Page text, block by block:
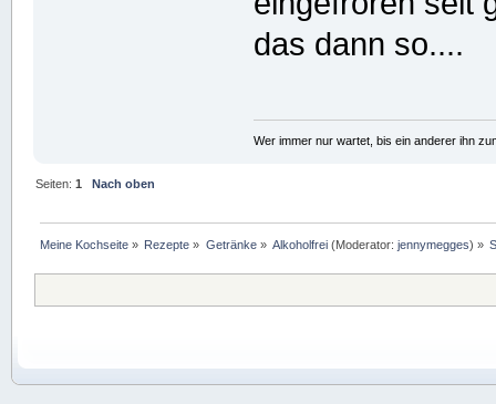
das dann so....
Wer immer nur wartet, bis ein anderer ihn
Seiten:1 Nach oben
Meine Kochseite » Rezepte » Getränke» Alkoholfrei (Moderator:jennymegges) »